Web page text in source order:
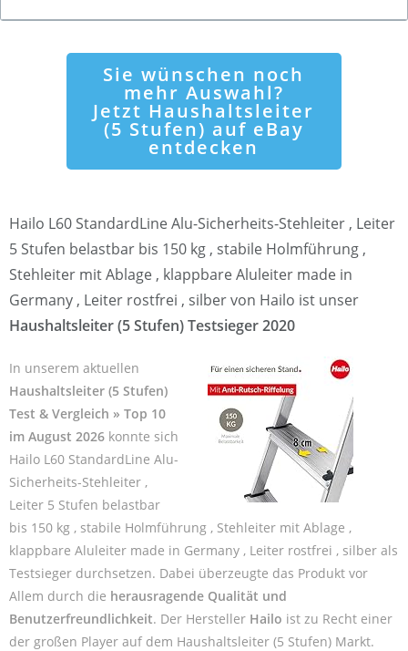
Sie wünschen noch
mehr Auswahl?
Jetzt Haushaltsleiter
(5 Stufen) auf eBay
entdecken
Hailo L60 StandardLine Alu-Sicherheits-Stehleiter , Leiter
5 Stufen belastbar bis 150 kg , stabile Holmführung ,
Stehleiter mit Ablage , klappbare Aluleiter made in
Germany , Leiter rostfrei , silber von Hailo ist unser
Haushaltsleiter (5 Stufen) Testsieger 2020
In unserem aktuellen
Haushaltsleiter (5 Stufen)
Test & Vergleich » Top 10
im August 2026 konnte sich
Hailo L60 StandardLine Alu-
Sicherheits-Stehleiter ,
Leiter 5 Stufen belastbar
bis 150 kg , stabile Holmführung , Stehleiter mit Ablage ,
klappbare Aluleiter made in Germany , Leiter rostfrei , silber als
Testsieger durchsetzen. Dabei überzeugte das Produkt vor
Allem durch die herausragende Qualität und
Benutzerfreundlichkeit. Der Hersteller Hailo ist zu Recht einer
der großen Player auf dem Haushaltsleiter (5 Stufen) Markt.